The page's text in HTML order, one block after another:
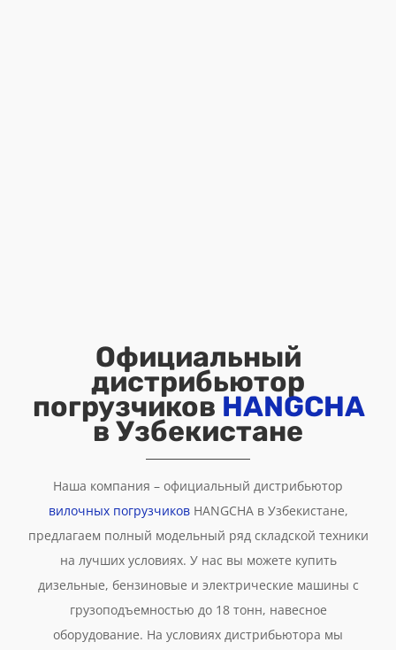
Официальный
дистрибьютор
погрузчиков HANGCHA
в Узбекистане
Наша компания – официальный дистрибьютор
вилочных погрузчиковHANGCHA в Узбекистане,
предлагаем полный модельный ряд складской техники
на лучших условиях. У нас вы можете купить
дизельные, бензиновые и электрические машины с
грузоподъемностью до 18 тонн, навесное
оборудование. На условиях дистрибьютора мы